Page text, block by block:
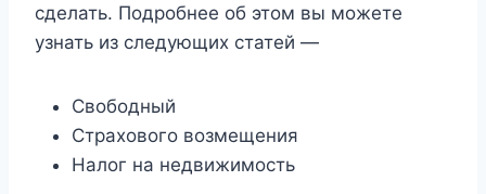
сделать. Подробнее об этом вы можете
узнать из следующих статей —
Свободный
Страхового возмещения
Налог на недвижимость